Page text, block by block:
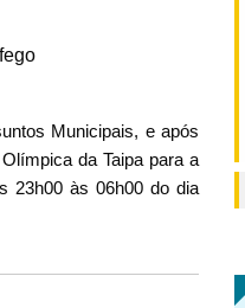
Municipais, e após
da Taipa para a
23h00 às 06h00 do dia